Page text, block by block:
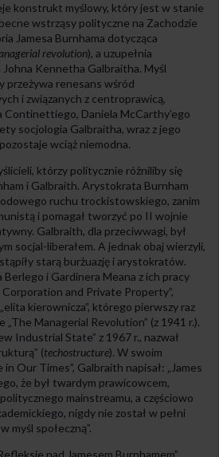
konstrukt myślowy, który jest w stanie
wstrząsy polityczne na Zachodzie
Jamesa Burnhama dotycząca
revolution), a uzupełnia
Kennetha Galbraitha. Myśl
przeżywa renesans wśród
i związanych z centroprawicą,
Continettiego, Daniela McCarthy’ego
socjologia Galbraitha, wraz z jego
wciąż niemodna.
którzy politycznie różniliby się
i Galbraith. Arystokrata Burnham
ruchu trockistowskiego, zanim
i pomagał tworzyć po II wojnie
Galbraith, dla przeciwwagi, był
socjal-liberałem. A jednak obaj wierzyli,
starą burżuazję i arystokratów.
Berlego i Gardinera Meana z ich pracy
and Private Property”,
kierownicza”, którego pierwszy raz
„The Managerial Revolution” (z 1941 r.).
Industrial State” z 1967 r., nazwał
(techostructure). W swoim
in Our Times”, Galbraith napisał: „James
że był twardym prawicowcem,
mainstreamu, a częściowo
nigdy nie został w pełni
myśl społeczną”.